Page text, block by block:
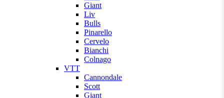
Giant
Liv
Bulls
Pinarello
Cervelo
Bianchi
Colnago
VTT
Cannondale
Scott
Giant